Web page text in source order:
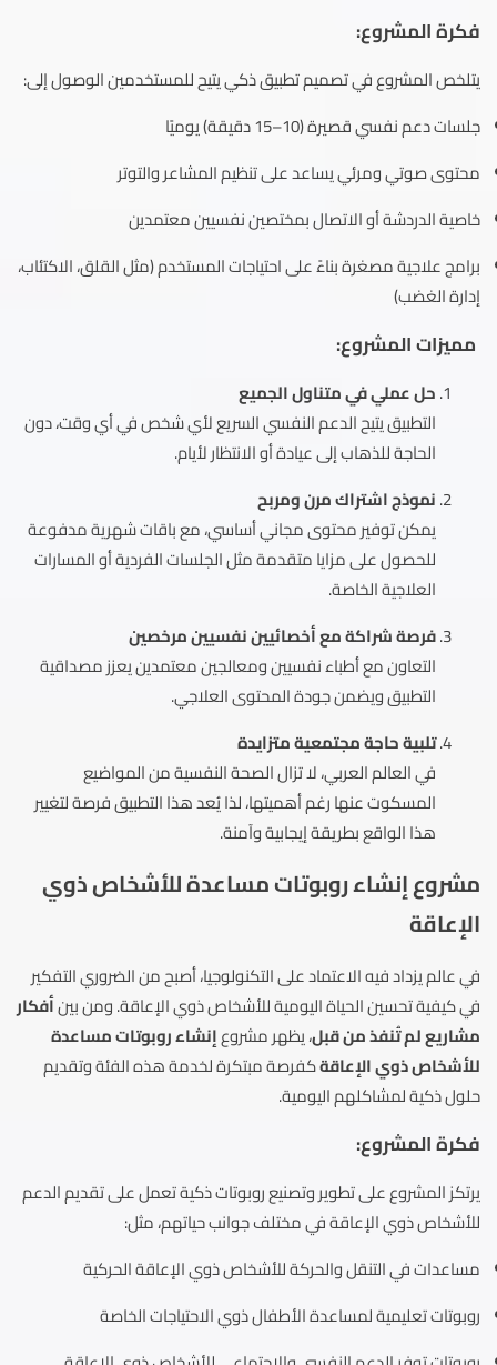
فكرة المشروع:
يتلخص المشروع في تصميم تطبيق ذكي يتيح للمستخدمين الوصول إلى:
جلسات دعم نفسي قصيرة (10–15 دقيقة) يوميًا
محتوى صوتي ومرئي يساعد على تنظيم المشاعر والتوتر
خاصية الدردشة أو الاتصال بمختصين نفسيين معتمدين
برامج علاجية مصغرة بناءً على احتياجات المستخدم (مثل القلق، الاكتئاب،
إدارة الغضب)
مميزات المشروع:
حل عملي في متناول الجميع
التطبيق يتيح الدعم النفسي السريع لأي شخص في أي وقت، دون
الحاجة للذهاب إلى عيادة أو الانتظار لأيام.
نموذج اشتراك مرن ومربح
يمكن توفير محتوى مجاني أساسي، مع باقات شهرية مدفوعة
للحصول على مزايا متقدمة مثل الجلسات الفردية أو المسارات
العلاجية الخاصة.
فرصة شراكة مع أخصائيين نفسيين مرخصين
التعاون مع أطباء نفسيين ومعالجين معتمدين يعزز مصداقية
التطبيق ويضمن جودة المحتوى العلاجي.
تلبية حاجة مجتمعية متزايدة
في العالم العربي، لا تزال الصحة النفسية من المواضيع
المسكوت عنها رغم أهميتها، لذا يُعد هذا التطبيق فرصة لتغيير
هذا الواقع بطريقة إيجابية وآمنة.
مشروع إنشاء روبوتات مساعدة للأشخاص ذوي
الإعاقة
في عالم يزداد فيه الاعتماد على التكنولوجيا، أصبح من الضروري التفكير
في كيفية تحسين الحياة اليومية للأشخاص ذوي الإعاقة. ومن بينأفكار
مشاريع لم تُنفذ من قبل، يظهر مشروعإنشاء روبوتات مساعدة
للأشخاص ذوي الإعاقةكفرصة مبتكرة لخدمة هذه الفئة وتقديم
حلول ذكية لمشاكلهم اليومية.
فكرة المشروع:
يرتكز المشروع على تطوير وتصنيع روبوتات ذكية تعمل على تقديم الدعم
للأشخاص ذوي الإعاقة في مختلف جوانب حياتهم، مثل:
مساعدات في التنقل والحركة للأشخاص ذوي الإعاقة الحركية
روبوتات تعليمية لمساعدة الأطفال ذوي الاحتياجات الخاصة